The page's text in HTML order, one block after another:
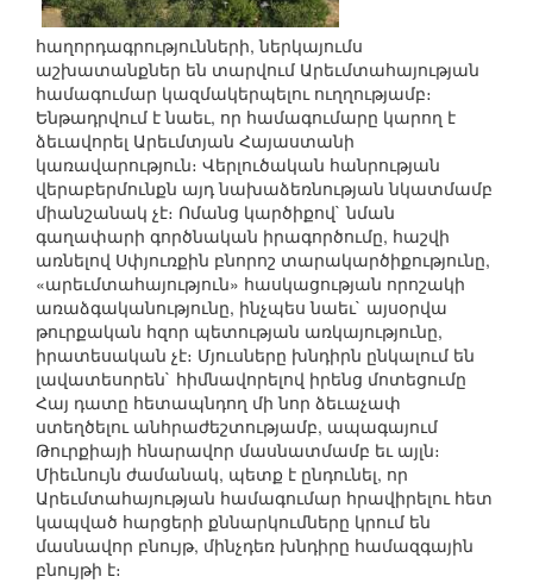
հաղորդագրությունների, ներկայումս
աշխատանքներ են տարվում Արեւմտահայության
համագումար կազմակերպելու ուղղությամբ։
Ենթադրվում է նաեւ, որ համագումարը կարող է
ձեւավորել Արեւմտյան Հայաստանի
կառավարություն։ Վերլուծական հանրության
վերաբերմունքն այդ նախաձեռնության նկատմամբ
միանշանակ չէ։ Ոմանց կարծիքով` նման
գաղափարի գործնական իրագործումը, հաշվի
առնելով Սփյուռքին բնորոշ տարակարծիքությունը,
«արեւմտահայություն» հասկացության որոշակի
առաձգականությունը, ինչպես նաեւ` այսօրվա
թուրքական հզոր պետության առկայությունը,
իրատեսական չէ։ Մյուսները խնդիրն ընկալում են
լավատեսորեն` հիմնավորելով իրենց մոտեցումը
Հայ դատը հետապնդող մի նոր ձեւաչափ
ստեղծելու անհրաժեշտությամբ, ապագայում
Թուրքիայի հնարավոր մասնատմամբ եւ այլն։
Միեւնույն ժամանակ, պետք է ընդունել, որ
Արեւմտահայության համագումար հրավիրելու հետ
կապված հարցերի քննարկումները կրում են
մասնավոր բնույթ, մինչդեռ խնդիրը համազգային
բնույթի է։